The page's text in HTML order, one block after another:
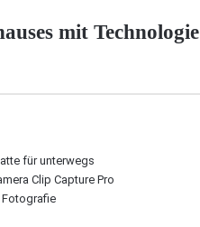
mit Technologie
für unterwegs
Clip Capture Pro
Fotografie